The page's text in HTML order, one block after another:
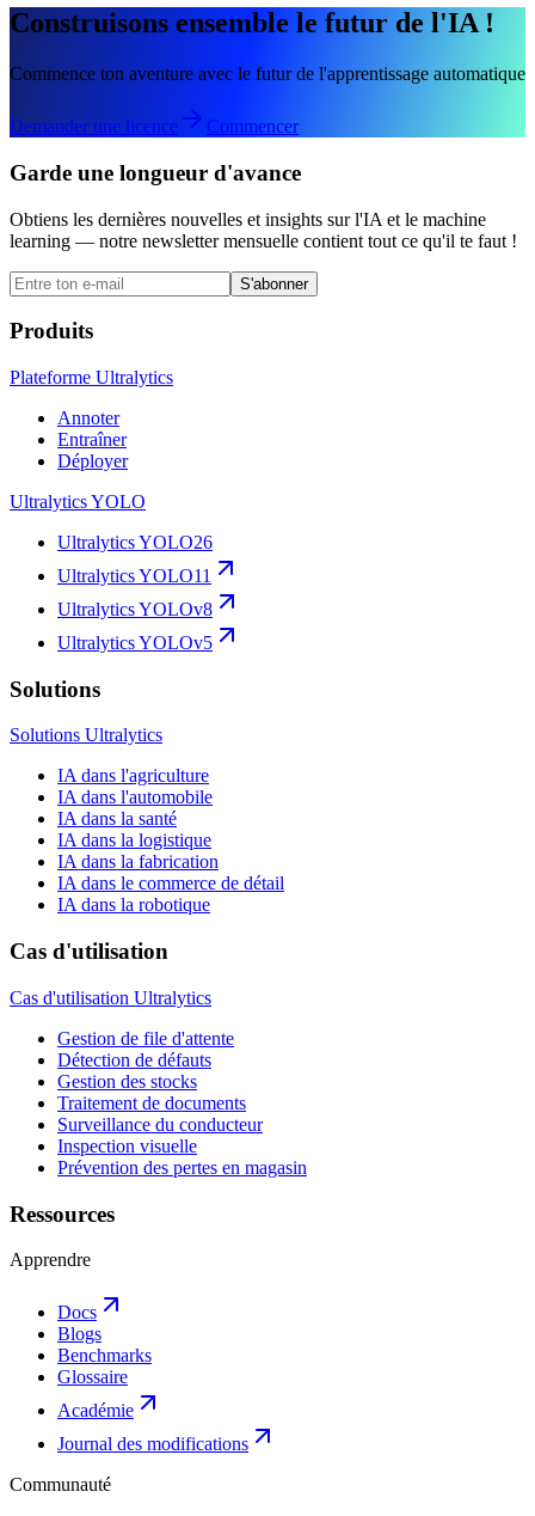
Construisons ensemble le futur de l'IA !
Commence ton aventure avec le futur de l'apprentissage automatique
Demander une licence Commencer
Garde une longueur d'avance
Obtiens les dernières nouvelles et insights sur l'IA et le machine
learning — notre newsletter mensuelle contient tout ce qu'il te faut !
S'abonner
Produits
Plateforme Ultralytics
Annoter
Entraîner
Déployer
Ultralytics YOLO
Ultralytics YOLO26
Ultralytics YOLO11
Ultralytics YOLOv8
Ultralytics YOLOv5
Solutions
Solutions Ultralytics
IA dans l'agriculture
IA dans l'automobile
IA dans la santé
IA dans la logistique
IA dans la fabrication
IA dans le commerce de détail
IA dans la robotique
Cas d'utilisation
Cas d'utilisation Ultralytics
Gestion de file d'attente
Détection de défauts
Gestion des stocks
Traitement de documents
Surveillance du conducteur
Inspection visuelle
Prévention des pertes en magasin
Ressources
Apprendre
Docs
Blogs
Benchmarks
Glossaire
Académie
Journal des modifications
Communauté